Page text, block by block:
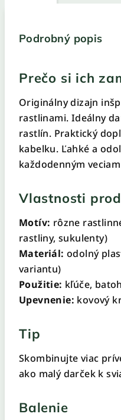
Podrobný popis
Prečo si ich
Originálny dizajn
rastlinami. Ideálny
rastlín. Praktický
kabelku. Ľahké a
každodenným
Vlastnosti
Motív: rôzne
rastliny, sukulenty)
Materiál: odolný
variantu)
Použitie: kľúče,
Upevnenie: kovový
Tip
Skombinujte viac
ako malý darček k
Balenie